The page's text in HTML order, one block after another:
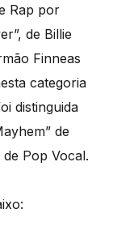
Rap por
de Billie
Finneas
categoria
distinguida
de
Pop Vocal.